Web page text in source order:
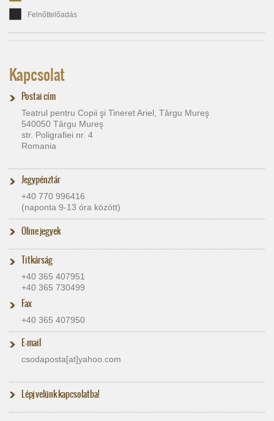
Felnőttelőadás
Kapcsolat
Postai cím
Teatrul pentru Copii şi Tineret Ariel, Târgu Mureş
540050 Târgu Mureş
str. Poligrafiei nr. 4
Romania
Jegypénztár
+40 770 996416
(naponta 9-13 óra között)
Oline jegyek
Titkárság
+40 365 407951
+40 365 730499
Fax
+40 365 407950
E-mail
csodaposta[at]​yahoo.com
Lépj velünk kapcsolatba!